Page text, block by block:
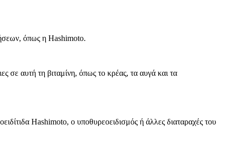
όπως η Hashimoto.
σε αυτή τη βιταμίνη, όπως το κρέας, τα αυγά και τα
Hashimoto, ο υποθυρεοειδισμός ή άλλες διαταραχές του